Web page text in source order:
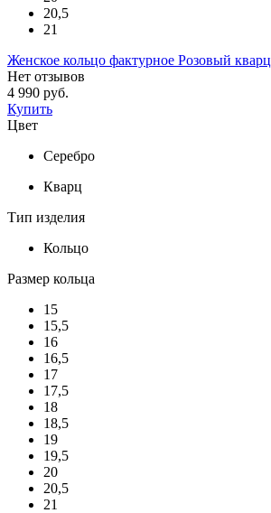
20,5
21
Женское кольцо фактурное Розовый кварц
Нет отзывов
4 990 руб.
Купить
Цвет
Серебро
Кварц
Тип изделия
Кольцо
Размер кольца
15
15,5
16
16,5
17
17,5
18
18,5
19
19,5
20
20,5
21